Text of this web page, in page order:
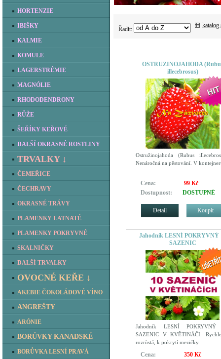
HORTENZIE
IBIŠKY
KALMIE
KOMULE
LAGERSTRÉMIE
MAGNÓLIE
RHODODENDRONY
RŮŽE
ŠEŘÍKY KEŘOVÉ
DALŠÍ OKRASNÉ ROSTLINY
TRVALKY ↓
ČEMEŘICE
ČECHRAVY
OKRASNÉ TRÁVY
PLAMENKY LATNATÉ
PLAMENKY POKRYVNÉ
SKALNIČKY
DALŠÍ TRVALKY
OVOCNÉ KEŘE ↓
AKEBIE ČOKOLÁDOVÉ VÍNO
ANGREŠTY
ARÓNIE
BORŮVKY KANADSKÉ
BORŮVKA LESNÍ PRAVÁ
Řadit:
katalog
OSTRUŽINOJAHODA
illecebrosus)
Ostružinojahoda (Rubus
Nenáročná na pěstování. V
Cena:
99 Kč
Dostupnost:
DOSTUPNÉ
Koupit
Detail
Jahodník LESNÍ POKRYVNÝ
SAZENIC
Jahodník LESNÍ
SAZENIC V KVĚTINÁČI.
rozrůstá, k pokrytí mezičky.
Cena:
350 Kč